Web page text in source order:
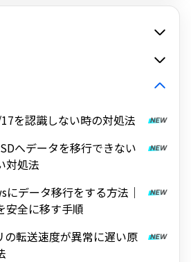
を認識しない時の対処法
へデータを移行できない
対処法
データ移行をする方法｜
安全に移す手順
の転送速度が異常に遅い原